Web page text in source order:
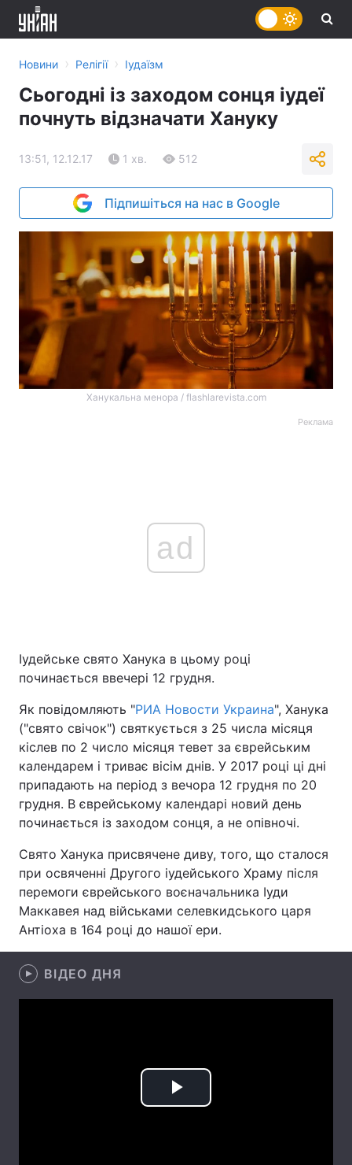
Головна Війна
Україна Політика
Спорт Наука
Техно і зв'язок Лайт
Здоров'я
Новини › Релігії › Іудаїзм
Сьогодні із заходом сонця іудеї
почнуть відзначати Хануку
13:51, 12.12.17 1 хв. 512
Підпишіться на нас в Google
Ханукальна менора / flashlarevista.com
Реклама
ad
Іудейське свято Ханука в цьому році
починається ввечері 12 грудня.
Як повідомляють "РИА Новости Украина", Ханука
("свято свічок") святкується з 25 числа місяця
кіслев по 2 число місяця тевет за єврейським
календарем і триває вісім днів. У 2017 році ці дні
припадають на період з вечора 12 грудня по 20
грудня. В єврейському календарі новий день
починається із заходом сонця, а не опівночі.
Свято Ханука присвячене диву, того, що сталося
при освяченні Другого іудейського Храму після
перемоги єврейського воєначальника Іуди
Маккавея над військами селевкидського царя
Антіоха в 164 році до нашої ери.
ВІДЕО ДНЯ
Play